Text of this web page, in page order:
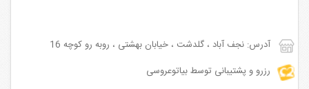
آدرس: نجف آباد ، گلدشت ، خیابان بهشتی ، روبه رو کوچه 16
رزرو و پشتیبانی توسط بیاتوعروسی